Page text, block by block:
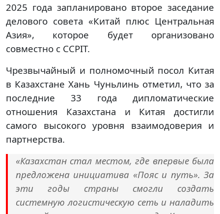
2025 года запланировано второе заседание
делового совета «Китай плюс Центральная
Азия», которое будет организовано
совместно с CCPIT.
Чрезвычайный и полномочный посол Китая
в Казахстане Хань Чуньлинь отметил, что за
последние 33 года дипломатические
отношения Казахстана и Китая достигли
самого высокого уровня взаимодоверия и
партнерства.
«Казахстан стал местом, где впервые была
предложена инициатива «Пояс и путь». За
эти годы страны смогли создать
системную логистическую сеть и наладить